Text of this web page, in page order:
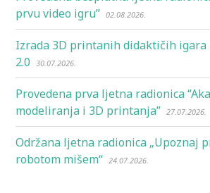
prvu video igru” 02.08.2026.
Izrada 3D printanih didaktičih igara
2.0
30.07.2026.
Provedena prva ljetna radionica
modeliranja i 3D printanja” 27.07.2026.
Održana ljetna radionica „Upoznaj
robotom mišem“ 24.07.2026.